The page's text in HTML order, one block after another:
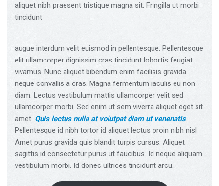
aliquet nibh praesent tristique magna sit. Fringilla ut morbi
tincidunt
augue interdum velit euismod in pellentesque. Pellentesque
elit ullamcorper dignissim cras tincidunt lobortis feugiat
vivamus. Nunc aliquet bibendum enim facilisis gravida
neque convallis a cras. Magna fermentum iaculis eu non
diam. Lectus vestibulum mattis ullamcorper velit sed
ullamcorper morbi. Sed enim ut sem viverra aliquet eget sit
amet. Quis lectus nulla at volutpat diam ut venenatis.
Pellentesque id nibh tortor id aliquet lectus proin nibh nisl.
Amet purus gravida quis blandit turpis cursus. Aliquet
sagittis id consectetur purus ut faucibus. Id neque aliquam
vestibulum morbi. Id donec ultrices tincidunt arcu.